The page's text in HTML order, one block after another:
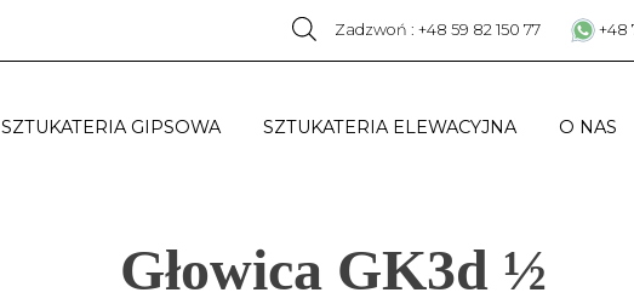
Zadzwoń : +48 59 82 150 77 +48
SZTUKATERIA GIPSOWA SZTUKATERIA ELEWACYJNA O NAS
Głowica GK3d ½